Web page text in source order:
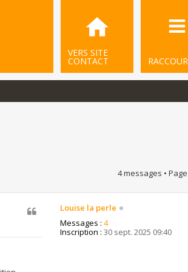
VERS SITE
CONTACT
4 messages • Page
Louise la perle
Messages : 4
Inscription : 30 sept. 2025 09:40